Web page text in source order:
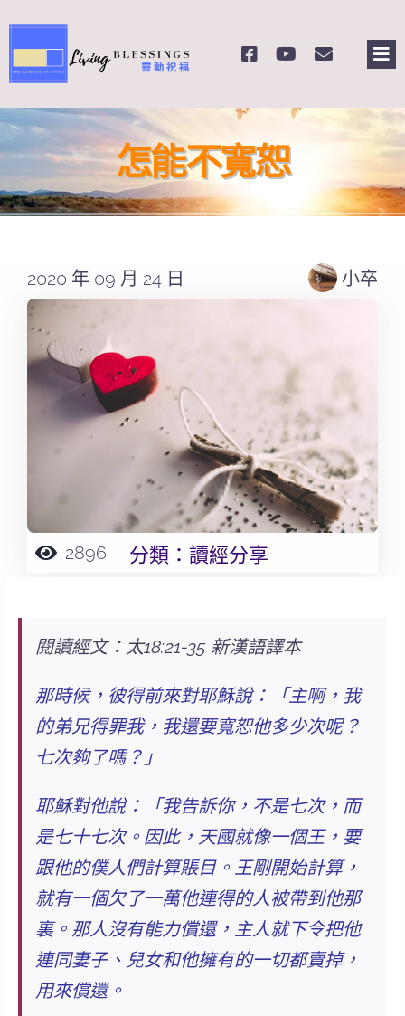
to
content
關於我們
奉獻支持
課程報名
Search
for:
怎能不寬恕
2020 年 09 月 24 日 小卒
2896 分類：讀經分享
閱讀經文：太18:21-35 新漢語譯本
那時候，彼得前來對耶穌說：「主啊，我
的弟兄得罪我，我還要寬恕他多少次呢？
七次夠了嗎？」
耶穌對他說：「我告訴你，不是七次，而
是七十七次。 因此，天國就像一個王，要
跟他的僕人們計算賬目。王剛開始計算，
就有一個欠了一萬他連得的人被帶到他那
裏。 那人沒有能力償還，主人就下令把他
連同妻子、兒女和他擁有的一切都賣掉，
用來償還。